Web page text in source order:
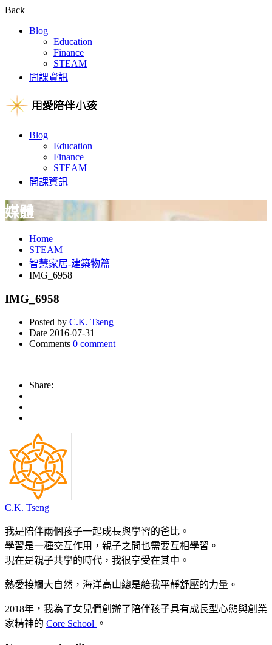
Back
Blog
Education
Finance
STEAM
開課資訊
Blog
Education
Finance
STEAM
開課資訊
媒體
Home
STEAM
智慧家居-建築物篇
IMG_6958
IMG_6958
Posted by C.K. Tseng
Date 2016-07-31
Comments 0 comment
Share:
C.K. Tseng
我是陪伴兩個孩子一起成長與學習的爸比。
學習是一種交互作用，親子之間也需要互相學習。
現在是親子共學的時代，我很享受在其中。
熱愛接觸大自然，海洋高山總是給我平靜舒壓的力量。
2018年，我為了女兒們創辦了陪伴孩子具有成長型心態與創業
家精神的 Core School 。